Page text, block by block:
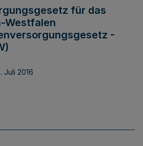
für das
Westfalen
-
Juli 2016